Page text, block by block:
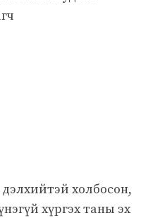
холбосон,
хүргэх таны эх